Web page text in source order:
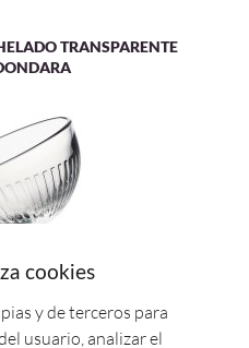
TRANSPARENTE
641601 LA ROCHERE
cookies
y de terceros para
usuario, analizar el